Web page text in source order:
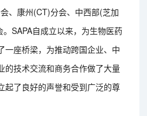
、康州(CT)分会、中西部(芝加
SAPA自成立以来，为生物医药
一座桥梁，为推动跨国企业、中
的技术交流和商务合作做了大量
起了良好的声誉和受到广泛的尊